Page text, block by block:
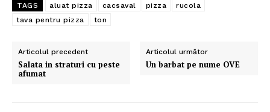
TAGS aluat pizza cacsaval pizza
rucola
tava pentru pizza
ton
Articolul precedent
Salata in straturi cu peste
afumat
Articolul următor
Un barbat pe nume OVE